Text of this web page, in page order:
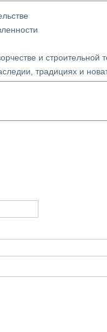
и строительной
традициях и